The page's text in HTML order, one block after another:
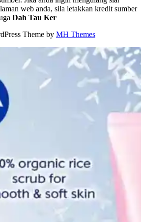
web anda, sila letakkan kredit sumber
Dah Tau Ker
Theme by MH Themes